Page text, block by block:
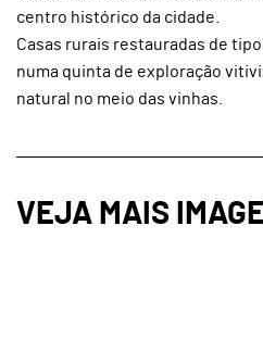
centro histórico da cidade.
Casas rurais restauradas de
numa quinta de exploração
natural no meio das vinhas.